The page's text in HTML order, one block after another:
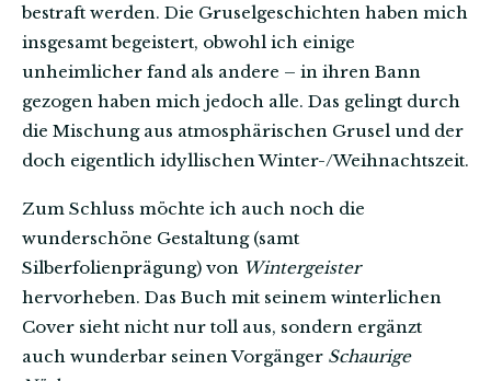
bestraft werden. Die Gruselgeschichten haben mich
insgesamt begeistert, obwohl ich einige
unheimlicher fand als andere – in ihren Bann
gezogen haben mich jedoch alle. Das gelingt durch
die Mischung aus atmosphärischen Grusel und der
doch eigentlich idyllischen Winter-/Weihnachtszeit.
Zum Schluss möchte ich auch noch die
wunderschöne Gestaltung (samt
Silberfolienprägung) von Wintergeister
hervorheben. Das Buch mit seinem winterlichen
Cover sieht nicht nur toll aus, sondern ergänzt
auch wunderbar seinen Vorgänger Schaurige